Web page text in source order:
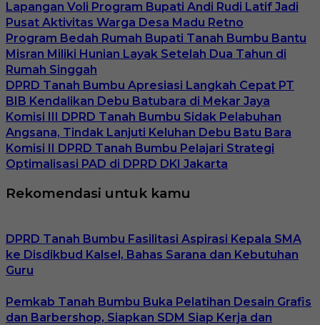
Lapangan Voli Program Bupati Andi Rudi Latif Jadi
Pusat Aktivitas Warga Desa Madu Retno
Program Bedah Rumah Bupati Tanah Bumbu Bantu
Misran Miliki Hunian Layak Setelah Dua Tahun di
Rumah Singgah
DPRD Tanah Bumbu Apresiasi Langkah Cepat PT
BIB Kendalikan Debu Batubara di Mekar Jaya
Komisi III DPRD Tanah Bumbu Sidak Pelabuhan
Angsana, Tindak Lanjuti Keluhan Debu Batu Bara
Komisi II DPRD Tanah Bumbu Pelajari Strategi
Optimalisasi PAD di DPRD DKI Jakarta
Rekomendasi untuk kamu
DPRD Tanah Bumbu Fasilitasi Aspirasi Kepala SMA
ke Disdikbud Kalsel, Bahas Sarana dan Kebutuhan
Guru
Pemkab Tanah Bumbu Buka Pelatihan Desain Grafis
dan Barbershop, Siapkan SDM Siap Kerja dan